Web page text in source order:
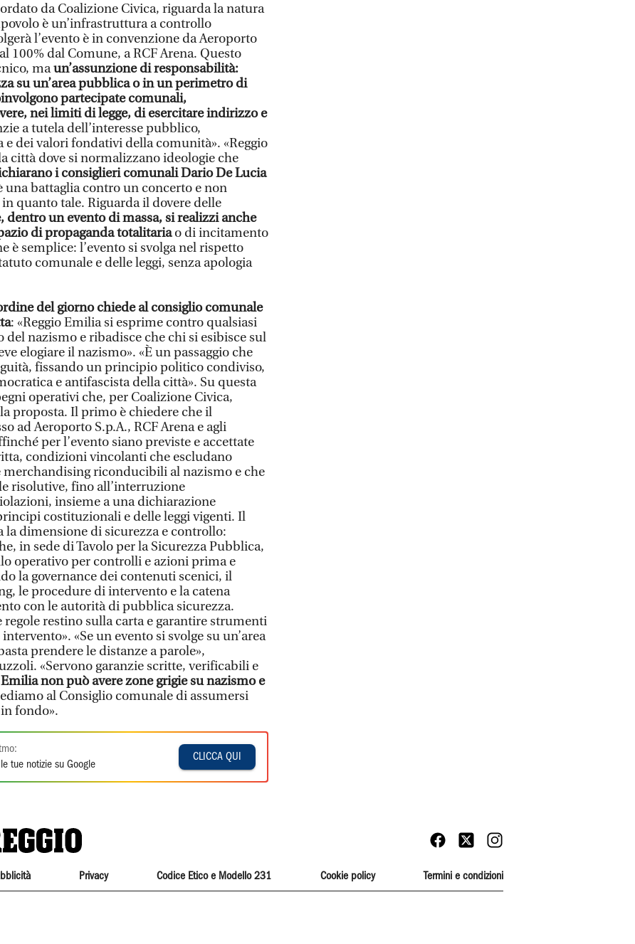
da Coalizione Civica, riguarda la natura
è un’infrastruttura a controllo
l’evento è in convenzione da Aeroporto
100% dal Comune, a RCF Arena. Questo
maun’assunzione di responsabilità:
su un’area pubblica o in un perimetro di
partecipate comunali,
nei limiti di legge, di esercitare indirizzo e
a tutela dell’interesse pubblico,
e dei valori fondativi della comunità». «Reggio
città dove si normalizzano ideologie che
i consiglieri comunali Dario De Lucia
una battaglia contro un concerto e non
quanto tale. Riguarda il dovere delle
dentro un evento di massa, si realizzi anche
di propaganda totalitariao di incitamento
è semplice: l’evento si svolga nel rispetto
comunale e delle leggi, senza apologia
del giorno chiede al consiglio comunale
: «Reggio Emilia si esprime contro qualsiasi
del nazismo e ribadisce che chi si esibisce sul
elogiare il nazismo». «È un passaggio che
fissando un principio politico condiviso,
e antifascista della città». Su questa
operativi che, per Coalizione Civica,
proposta. Il primo è chiedere che il
ad Aeroporto S.p.A., RCF Arena e agli
per l’evento siano previste e accettate
condizioni vincolanti che escludano
merchandising riconducibili al nazismo e che
risolutive, fino all’interruzione
insieme a una dichiarazione
costituzionali e delle leggi vigenti. Il
la dimensione di sicurezza e controllo:
in sede di Tavolo per la Sicurezza Pubblica,
operativo per controlli e azioni prima e
la governance dei contenuti scenici, il
le procedure di intervento e la catena
con le autorità di pubblica sicurezza.
regole restino sulla carta e garantire strumenti
«Se un evento si svolge su un’area
prendere le distanze a parole»,
«Servono garanzie scritte, verificabili e
non può avere zone grigie su nazismo e
al Consiglio comunale di assumersi
fondo».
tue notizie su Google
CLICCA QUI
Privacy Codice Etico e Modello 231 Cookie policy Termini e condizioni